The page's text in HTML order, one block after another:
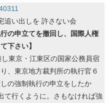
追い出しを 許さない会
の申立てを撤回し、国際人権
下さい】
東京・江東区の国家公務員宿
、東京地方裁判所の執行官６
の強制執行の申立をしたか
て行くように。さもなければ強